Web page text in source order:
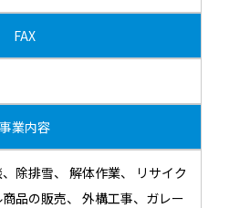
FAX
事業内容
除排雪、 解体作業、 リサイク
品の販売、 外構工事、ガレー